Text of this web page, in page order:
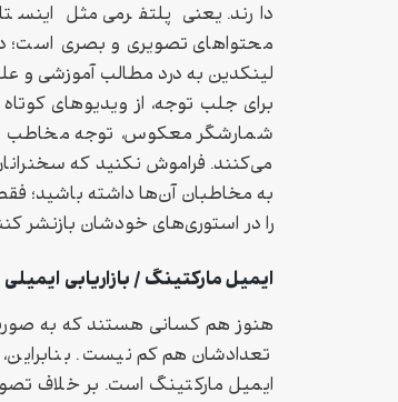
دارند. یعنی پلتفرمی مثل
محتواهای تصویری و بصری است؛
لینکدین به درد مطالب آموزشی و
برای جلب توجه، از ویدیوهای
شمارشگر معکوس، توجه مخاطب
می‌کنند. فراموش نکنید که
به مخاطبان آن‌ها داشته
را در استوری‌های خودشان بازنشر
ایمیل مارکتینگ / بازاریابی ایمیلی
هنوز هم کسانی هستند که به صورت
تعدادشان هم کم نیست. بنابراین،
ایمیل مارکتینگ است. بر خلاف